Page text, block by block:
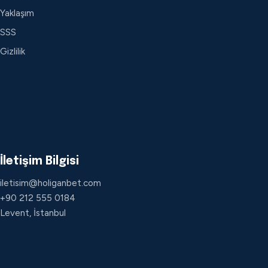
Yaklaşım
SSS
Gizlilik
İletişim Bilgisi
iletisim@holiganbet.com
+90 212 555 0184
Levent, İstanbul